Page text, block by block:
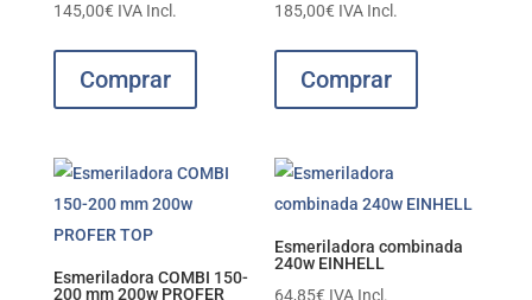
145,00€ IVA Incl.
Comprar
185,00€ IVA Incl.
Comprar
Esmeriladora COMBI 150-
200 mm 200w PROFER
Esmeriladora combinada
240w EINHELL
64,85€ IVA Incl.